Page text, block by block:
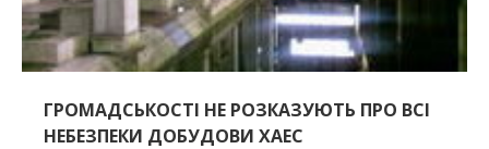
ГРОМАДСЬКОСТІ НЕ РОЗКАЗУЮТЬ ПРО ВСІ
НЕБЕЗПЕКИ ДОБУДОВИ ХАЕС